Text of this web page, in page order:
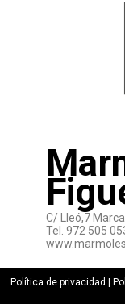
C/ Lleó,7
Tel. 972 505
Política de privacidad |